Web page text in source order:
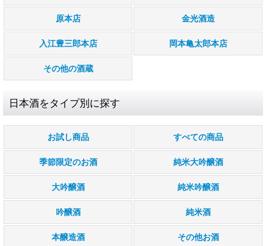
原本店 金光酒造
入江豊三郎本店 岡本亀太郎本店
その他の酒蔵
日本酒をタイプ別に探す
お試し商品 すべての商品
季節限定のお酒 純米大吟醸酒
大吟醸酒 純米吟醸酒
吟醸酒 純米酒
本醸造酒 その他お酒